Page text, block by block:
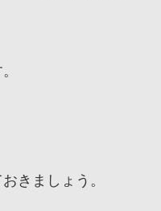
きましょう。